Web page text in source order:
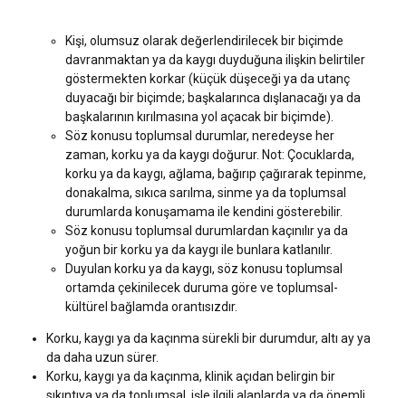
Kişi, olumsuz olarak değerlendirilecek bir biçimde
davranmaktan ya da kaygı duyduğuna ilişkin belirtiler
göstermekten korkar (küçük düşeceği ya da utanç
duyacağı bir biçimde; başkalarınca dışlanacağı ya da
başkalarının kırılmasına yol açacak bir biçimde).
Söz konusu toplumsal durumlar, neredeyse her
zaman, korku ya da kaygı doğurur. Not: Çocuklarda,
korku ya da kaygı, ağlama, bağırıp çağırarak tepinme,
donakalma, sıkıca sarılma, sinme ya da toplumsal
durumlarda konuşamama ile kendini gösterebilir.
Söz konusu toplumsal durumlardan kaçınılır ya da
yoğun bir korku ya da kaygı ile bunlara katlanılır.
Duyulan korku ya da kaygı, söz konusu toplumsal
ortamda çekinilecek duruma göre ve toplumsal-
kültürel bağlamda orantısızdır.
Korku, kaygı ya da kaçınma sürekli bir durumdur, altı ay ya
da daha uzun sürer.
Korku, kaygı ya da kaçınma, klinik açıdan belirgin bir